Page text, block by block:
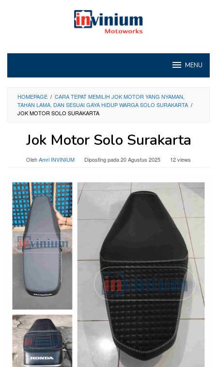
MENU
HOMEPAGE / CARA TEPAT MEMILIH JOK MOTOR YANG NYAMAN,
TAHAN LAMA, DAN SESUAI GAYA HIDUP WARGA SOLO SURAKARTA /
JOK MOTOR SOLO SURAKARTA
Jok Motor Solo Surakarta
OlehAmri INVINIUM Diposting pada20 Agustus 2025 12 views